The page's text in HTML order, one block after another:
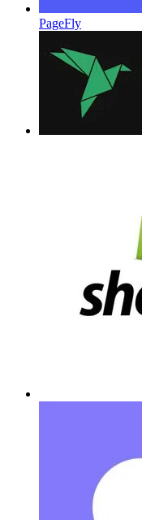
PageFly